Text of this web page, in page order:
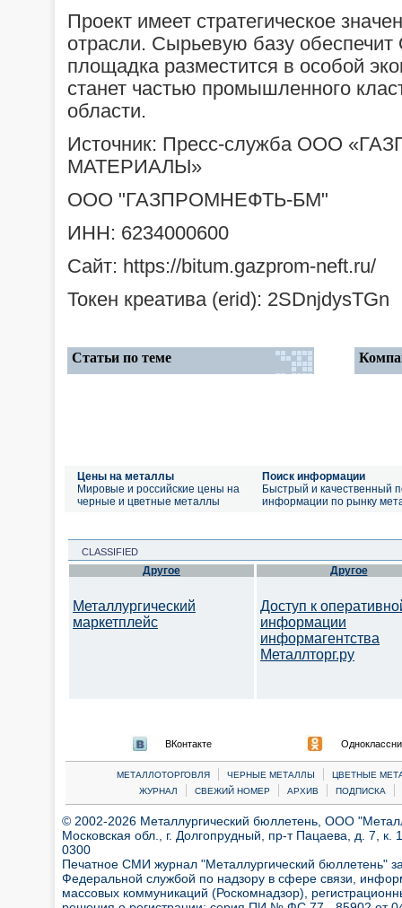
Проект имеет стратегическое
отрасли. Сырьевую базу
площадка разместится в особой
станет частью промышленного
области.
Источник: Пресс-служба ООО
МАТЕРИАЛЫ»
ООО "ГАЗПРОМНЕФТЬ-БМ"
ИНН: 6234000600
Сайт: https://bitum.gazprom-neft.ru/
Токен креатива (erid): 2SDnjdysTGn
Статьи по теме
Цены на металлы
Мировые и российские цены на
черные и цветные металлы
Поиск информации
Быстрый и качественный
информации по рынку
CLASSIFIED
Другое
Металлургический
маркетплейс
Другое
Доступ к
информации
информагентства
Металлторг.ру
ВКонтакте
МЕТАЛЛОТОРГОВЛЯ | ЧЕРНЫЕ МЕТАЛЛЫ |
ЦВЕТНЫЕ
ЖУРНАЛ
| СВЕЖИЙ НОМЕР | АРХИВ | ПОДПИСКА |
© 2002-2026 Металлургический бюллетень, ООО
Московская обл., г. Долгопрудный, пр-т Пацаева, д. 7,
0300
Печатное СМИ журнал "Металлургический бюллетень"
Федеральной службой по надзору в сфере связи,
массовых коммуникаций (Роскомнадзор),